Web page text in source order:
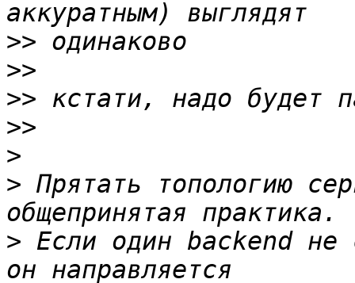
>>
>>
>>
>>
>
> Прятать топологию
> Если один backend не